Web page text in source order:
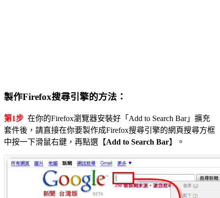
製作Firefox搜尋引擎的方法：
第1步 在你的Firefox瀏覽器安裝好「Add to Search Bar」擴充
套件後，請直接在你要製作成Firefox搜尋引擎的網頁搜尋方框
中按一下滑鼠右鍵，再點選【Add to Search Bar】。